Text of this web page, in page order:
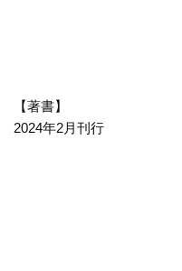
【著書】
2024年2月刊行